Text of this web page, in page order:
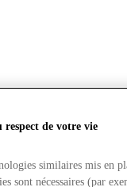
respect de votre vie
similaires mis en
sont nécessaires (par